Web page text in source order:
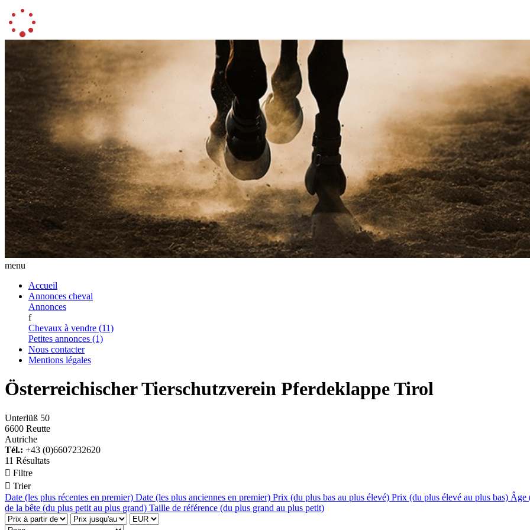
menu
Accueil
Annonces cheval
Annonces
f
Chevaux à vendre (11)
Petites annonces (1)
Nous contacter
Mentions légales
Österreichischer Tierschutzverein Pferdeklappe Tirol
Unterlüß 50
6600 Reutte
Autriche
Tél.: +43 (0)6607232620
11 Résultats
 Filtre
 Trier
Date (les plus récentes en premier) Date (les plus anciennes en premier) Prix (du plus bas au plus élevé) Prix (du plus élevé au plus bas) Âge
de la bête (du plus petit au plus grand) Taille de référence (du plus grand au plus petit)